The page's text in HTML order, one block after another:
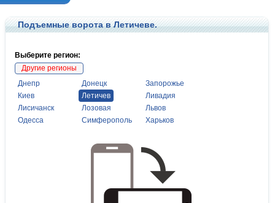
Подъемные ворота в Летичеве.
Выберите регион:
Другие регионы
Днепр
Донецк
Запорожье
Киев
Летичев
Ливадия
Лисичанск
Лозовая
Львов
Одесса
Симферополь Харьков